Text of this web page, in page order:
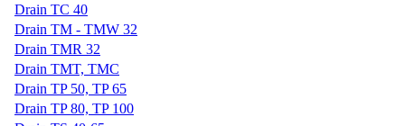
Drain TC 40
Drain TM - TMW 32
Drain TMR 32
Drain TMT, TMC
Drain TP 50, TP 65
Drain TP 80, TP 100